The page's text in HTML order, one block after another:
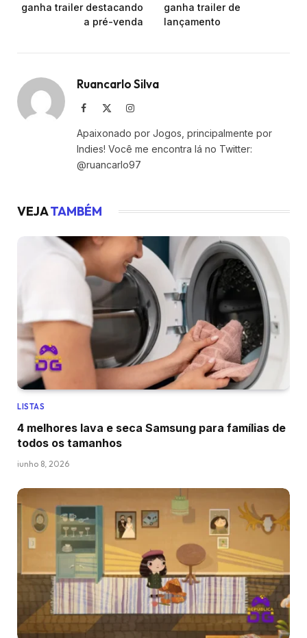
ganha trailer destacando
a pré-venda
ganha trailer de
lançamento
Ruancarlo Silva
Facebook Instagram
Apaixonado por Jogos, principalmente por
Indies! Você me encontra lá no Twitter:
@ruancarlo97
VEJATAMBÉM
LISTAS
4 melhores lava e seca Samsung para famílias de
todos os tamanhos
junho 8, 2026